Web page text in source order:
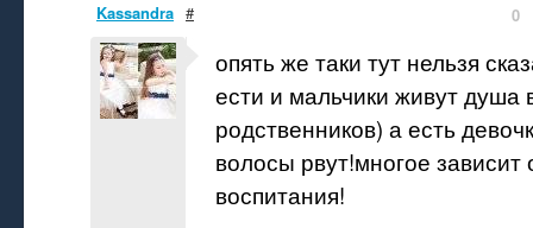
Kassandra # 0
опять же таки тут нельзя
ести и мальчики живут душа
родственников) а есть
волосы рвут!многое зависит
воспитания!